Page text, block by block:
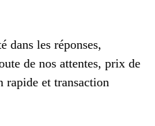
dans les réponses,
de nos attentes, prix de
et transaction